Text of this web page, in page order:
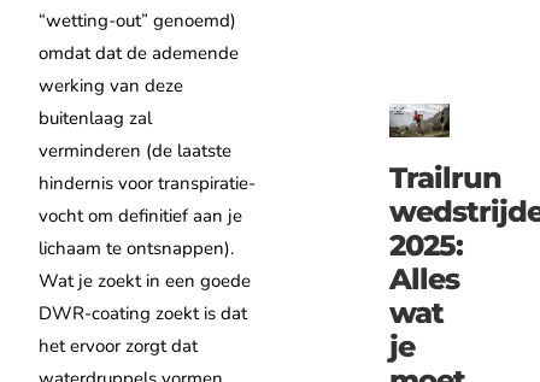
“wetting-out” genoemd)
omdat dat de ademende
werking van deze
buitenlaag zal
verminderen (de laatste
hindernis voor transpiratie-
vocht om definitief aan je
lichaam te ontsnappen).
Wat je zoekt in een goede
DWR-coating zoekt is dat
het ervoor zorgt dat
Trailrun
2025:
Alles
wat
je